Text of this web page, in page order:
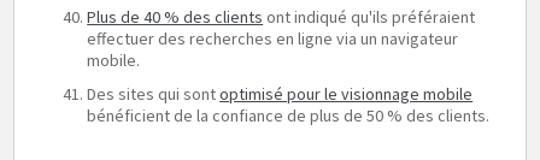
Plus de 40 % des clients ont indiqué qu'ils préféraient
effectuer des recherches en ligne via un navigateur
mobile.
Des sites qui sontoptimisé pour le visionnage mobile
bénéficient de la confiance de plus de 50 % des clients.